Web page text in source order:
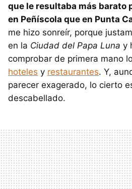
que le resultaba más barato
en Peñíscola que en Punta
me hizo sonreír, porque
en la Ciudad del Papa Luna y
comprobar de primera mano
hoteles y restaurantes. Y,
parecer exagerado, lo cierto
descabellado.